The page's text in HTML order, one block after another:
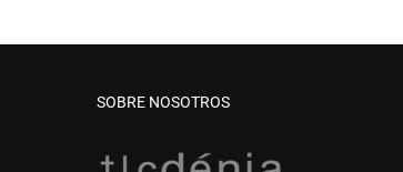
SOBRE NOSOTROS